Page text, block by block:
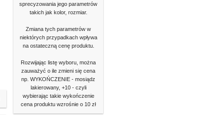
sprecyzowania jego parametrów
takich jak kolor, rozmiar.
Zmiana tych parametrów w
niektórych przypadkach wpływa
na ostateczną cenę produktu.
Rozwijając listę wyboru, można
zauważyć o ile zmieni się cena
np. WYKOŃCZENIE - mosiądz
lakierowany, +10 - czyli
wybierając takie wykończenie
cena produktu wzrośnie o 10 zł